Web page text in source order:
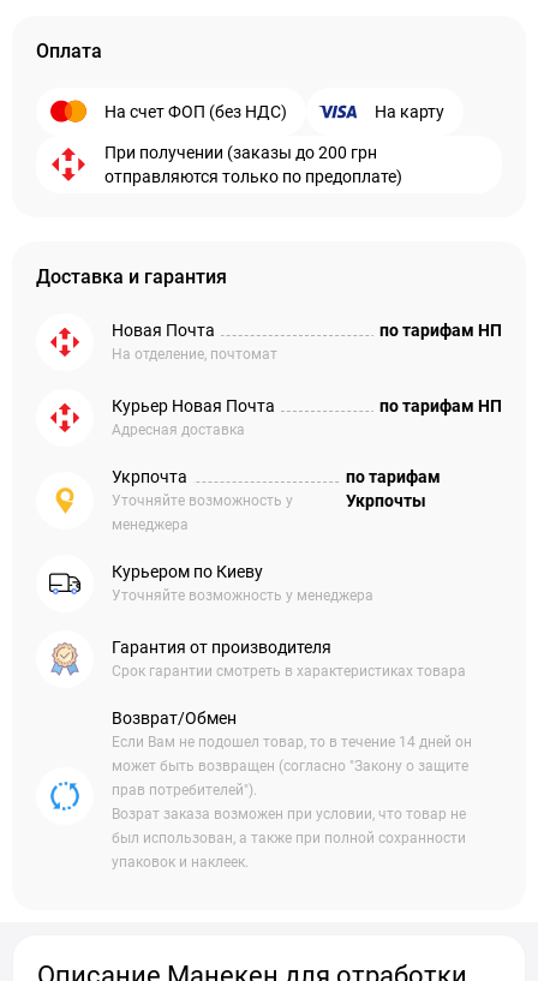
Оплата
На счет ФОП (без НДС) На карту
При получении (заказы до 200 грн
отправляются только по предоплате)
Доставка и гарантия
Новая Почта
На отделение, почтомат
по тарифам НП
Курьер Новая Почта
Адресная доставка
по тарифам НП
Укрпочта
Уточняйте возможность у
менеджера
по тарифам
Укрпочты
Курьером по Киеву
Уточняйте возможность у менеджера
Гарантия от производителя
Срок гарантии смотреть в характеристиках товара
Возврат/Обмен
Если Вам не подошел товар, то в течение 14 дней он
может быть возвращен (согласно "Закону о защите
прав потребителей").
Возрат заказа возможен при условии, что товар не
был использован, а также при полной сохранности
упаковок и наклеек.